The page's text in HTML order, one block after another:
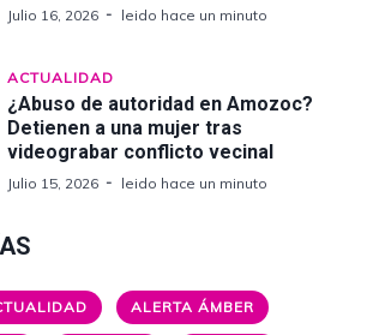
Julio 16, 2026 leido hace un minuto
ACTUALIDAD
¿Abuso de autoridad en Amozoc?
Detienen a una mujer tras
videograbar conflicto vecinal
Julio 15, 2026 leido hace un minuto
ALERTA ÁMBER